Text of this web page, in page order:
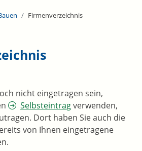
Firmenverzeichnis
nicht eingetragen sein,
Selbsteintragverwenden,
Dort haben Sie auch die
von Ihnen eingetragene